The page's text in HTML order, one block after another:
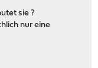
sie ?
nur eine